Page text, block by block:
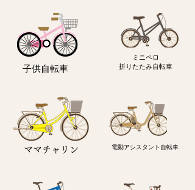
子供自転車
ミニペロ
​折りたたみ自転車
ママチャリン 電動アシスタント自転車